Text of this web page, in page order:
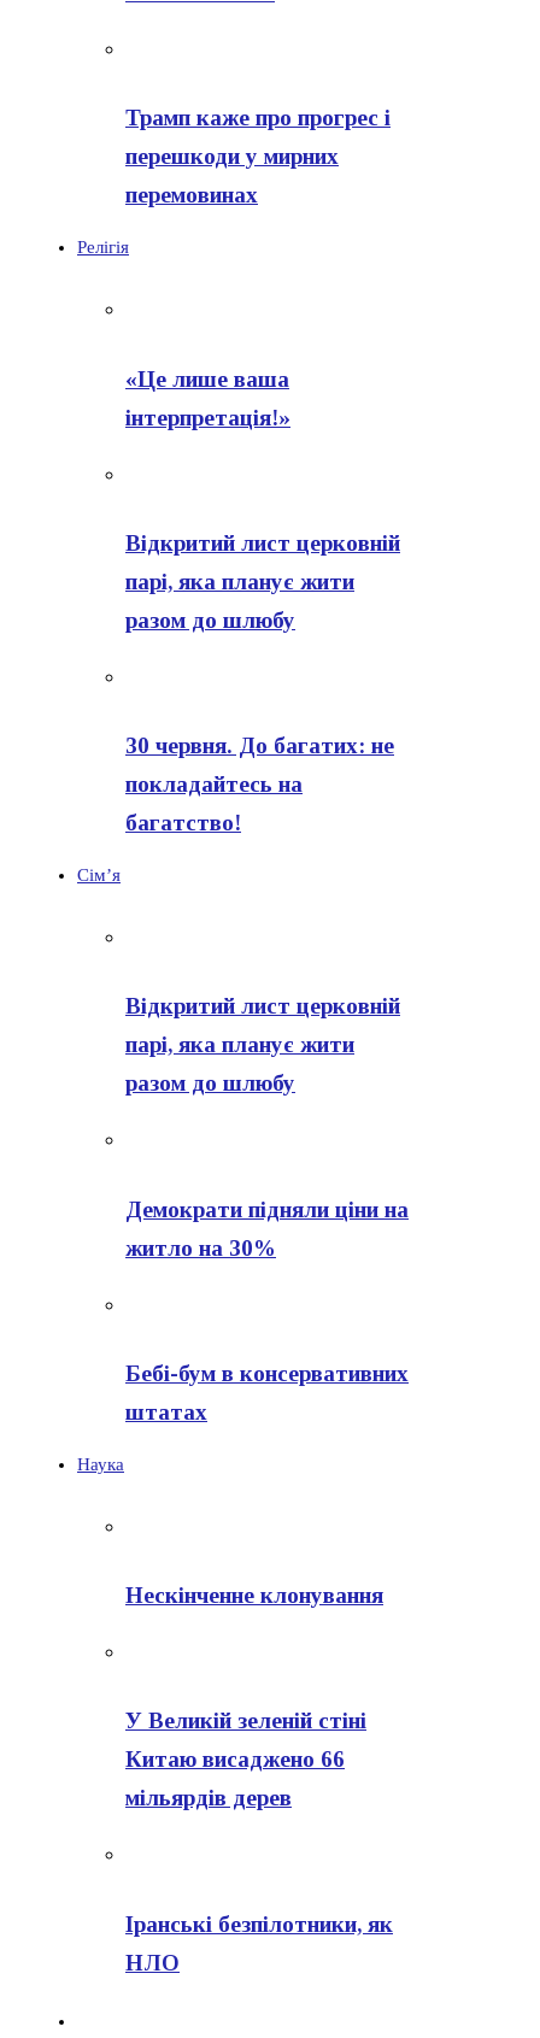
Трамп каже про прогрес і
перешкоди у мирних
перемовинах
Релігія
«Це лише ваша
інтерпретація!»
Відкритий лист церковній
парі, яка планує жити
разом до шлюбу
30 червня. До багатих: не
покладайтесь на
багатство!
Сім’я
Відкритий лист церковній
парі, яка планує жити
разом до шлюбу
Демократи підняли ціни на
житло на 30%
Бебі-бум в консервативних
штатах
Наука
Нескінченне клонування
У Великій зеленій стіні
Китаю висаджено 66
мільярдів дерев
Іранські безпілотники, як
НЛО